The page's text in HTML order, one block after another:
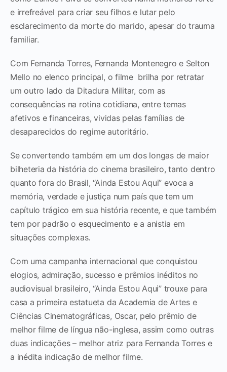
e irrefreável para criar seu filhos e lutar pelo
esclarecimento da morte do marido, apesar do trauma
familiar.
Com Fernanda Torres, Fernanda Montenegro e Selton
Mello no elenco principal, o filme brilha por retratar
um outro lado da Ditadura Militar, com as
consequências na rotina cotidiana, entre temas
afetivos e financeiras, vividas pelas famílias de
desaparecidos do regime autoritário.
Se convertendo também em um dos longas de maior
bilheteria da história do cinema brasileiro, tanto dentro
quanto fora do Brasil, “Ainda Estou Aqui” evoca a
memória, verdade e justiça num país que tem um
capítulo trágico em sua história recente, e que também
tem por padrão o esquecimento e a anistia em
situações complexas.
Com uma campanha internacional que conquistou
elogios, admiração, sucesso e prêmios inéditos no
audiovisual brasileiro, “Ainda Estou Aqui” trouxe para
casa a primeira estatueta da Academia de Artes e
Ciências Cinematográficas, Oscar, pelo prêmio de
melhor filme de língua não-inglesa, assim como outras
duas indicações – melhor atriz para Fernanda Torres e
a inédita indicação de melhor filme.